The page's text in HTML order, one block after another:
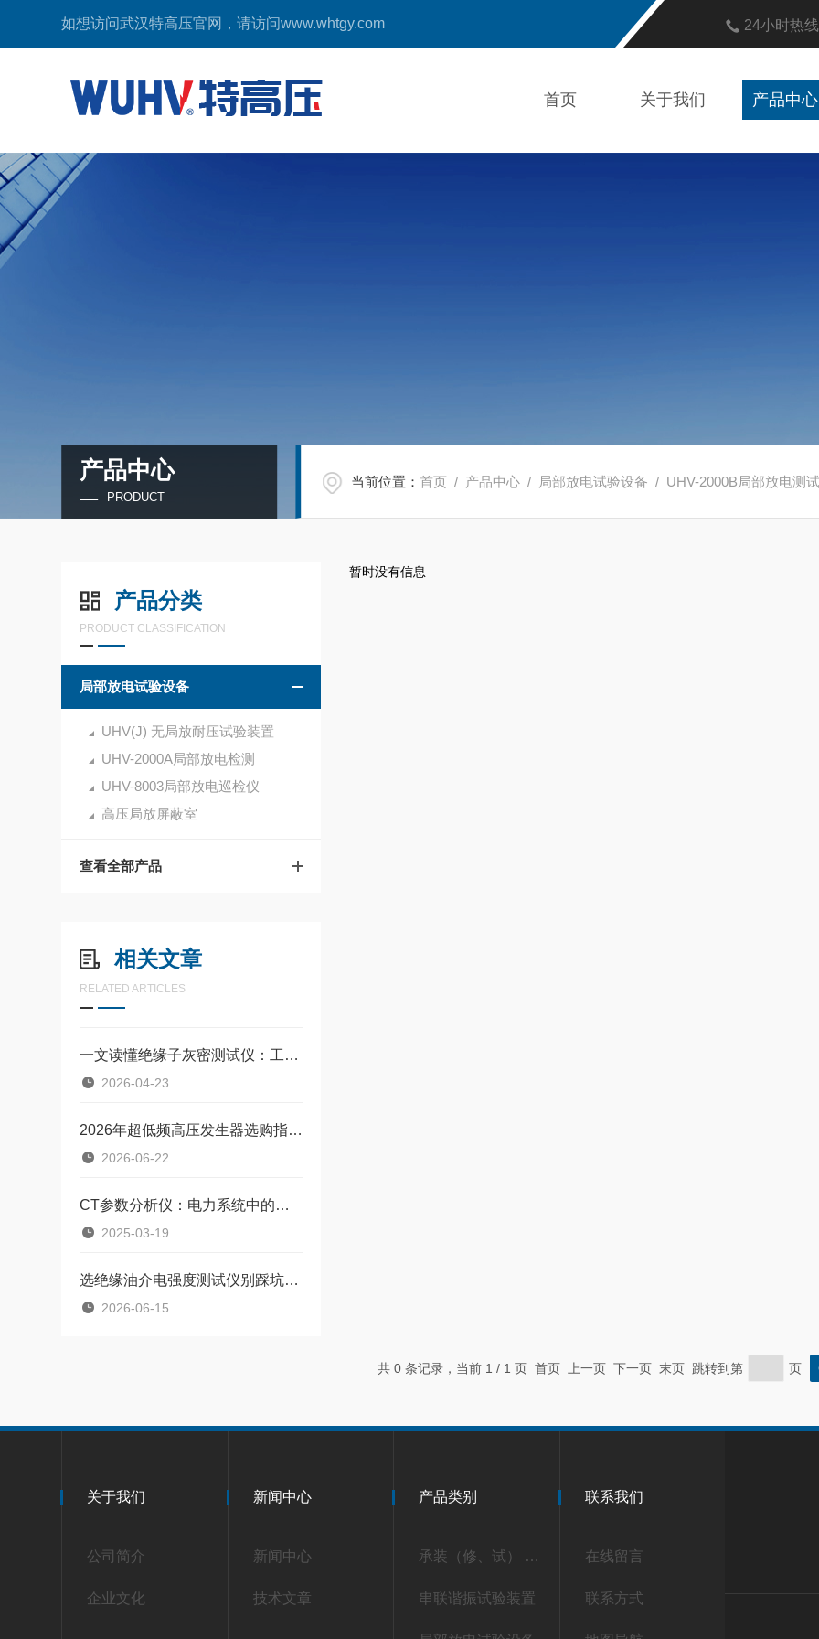
如想访问武汉特高压官网，请访问www.whtgy.com 24小时热
首页 关于我们 产品中心
产品中心
PRODUCT
当前位置：首页 / 产品中心 / 局部放电试验设备 / UHV-2000B局部放电测
产品分类
PRODUCT CLASSIFICATION
局部放电试验设备
UHV(J) 无局放耐压试验装置
UHV-2000A局部放电检测
UHV-8003局部放电巡检仪
高压局放屏蔽室
查看全部产品
相关文章
RELATED ARTICLES
一文读懂绝缘子灰密测试仪：工作原理与应用全解析
2026-04-23
2026年超低频高压发生器选购指南：如何买到高效耐用的设备？
2026-06-22
CT参数分析仪：电力系统中的精密“医生”
2025-03-19
选绝缘油介电强度测试仪别踩坑，资深经验总结
2026-06-15
暂时没有信息
共 0 条记录，当前 1 / 1 页 首页 上一页 下一页 末页 跳转到第 页
关于我们
公司简介
企业文化
新闻中心
新闻中心
技术文章
产品类别
承装（修、试） 承试类仪器
串联谐振试验装置
联系我们
在线留言
联系方式